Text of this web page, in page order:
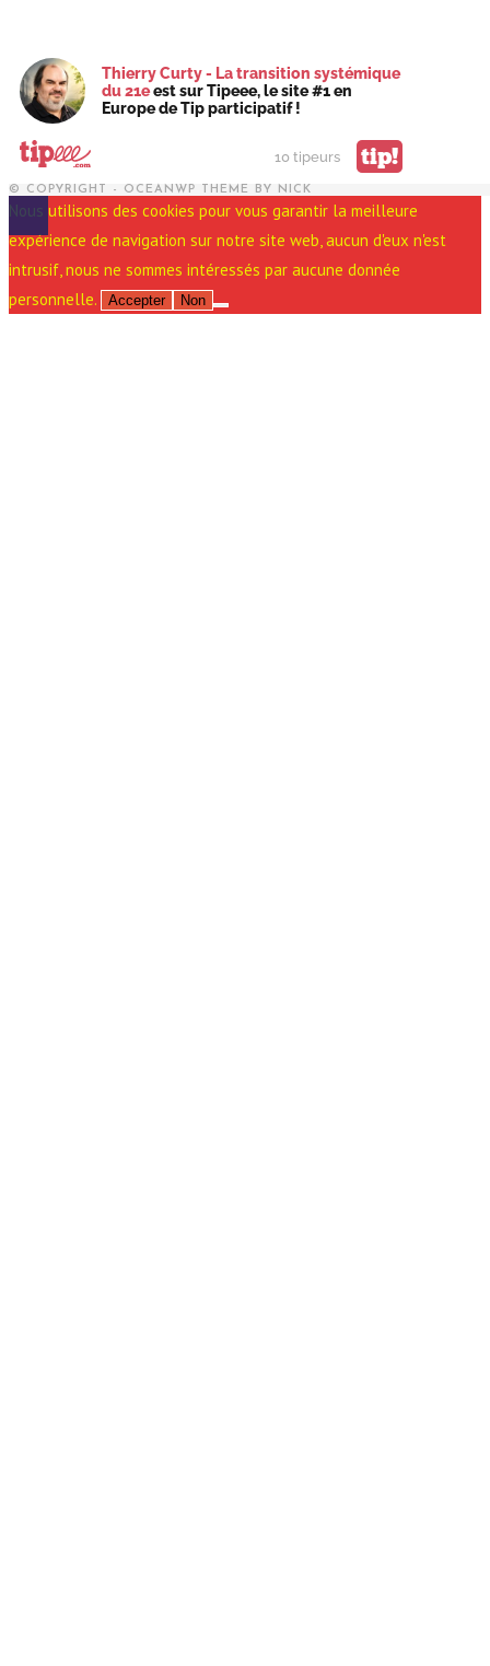
Thierry Curty - La transition systémique
du 21eest sur Tipeee, le site #1 en
Europe de Tip participatif !
10 tipeurs tip!
© COPYRIGHT - OCEANWP THEME BY NICK
Nous utilisons des cookies pour vous garantir la meilleure
expérience de navigation sur notre site web, aucun d'eux n'est
intrusif, nous ne sommes intéressés par aucune donnée
personnelle.
Accepter Non